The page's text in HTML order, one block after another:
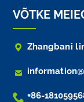
VÕTKE
 Zhangbani

 +86-